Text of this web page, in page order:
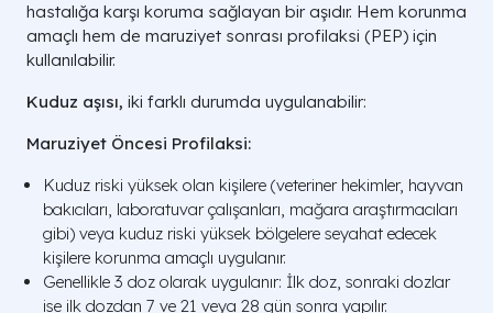
hastalığa karşı koruma sağlayan bir aşıdır. Hem korunma
amaçlı hem de maruziyet sonrası profilaksi (PEP) için
kullanılabilir.
Kuduz aşısı, iki farklı durumda uygulanabilir:
Maruziyet Öncesi Profilaksi:
Kuduz riski yüksek olan kişilere (veteriner hekimler, hayvan
bakıcıları, laboratuvar çalışanları, mağara araştırmacıları
gibi) veya kuduz riski yüksek bölgelere seyahat edecek
kişilere korunma amaçlı uygulanır.
Genellikle 3 doz olarak uygulanır: İlk doz, sonraki dozlar
ise ilk dozdan 7 ve 21 veya 28 gün sonra yapılır.